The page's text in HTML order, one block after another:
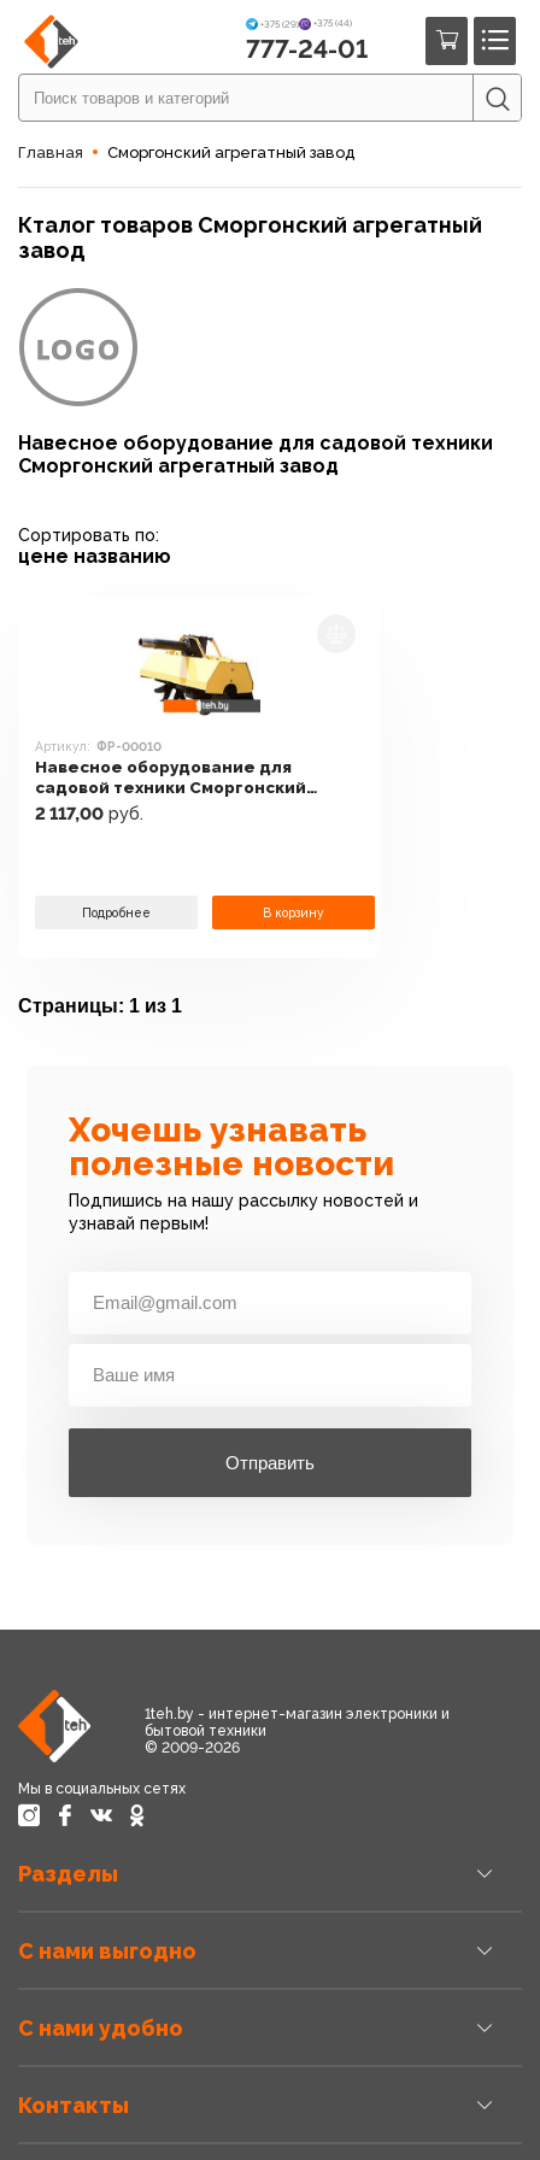
+375 (29) +375 (44)
777-24-01
Главная Сморгонский агрегатный завод
Кталог товаров Сморгонский агрегатный
завод
Навесное оборудование для садовой техники
Сморгонский агрегатный завод
Сортировать по:
цене названию
Артикул: ФР-00010
Навесное оборудование для
садовой техники Сморгонский
агрегатный завод ФР-00010
2 117,00 руб.
Подробнее В корзину
Страницы: 1 из 1
Хочешь узнавать
полезные новости
Подпишись на нашу рассылку новостей и
узнавай первым!
Отправить
1teh.by - интернет-магазин электроники и
бытовой техники
© 2009-2026
Мы в социальных сетях
Разделы
С нами выгодно
С нами удобно
Контакты